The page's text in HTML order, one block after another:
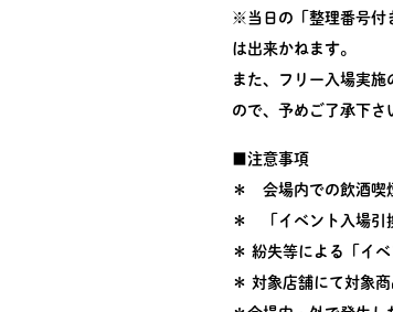
※当日の「整理番号付
は出来かねます。
また、フリー入場実
ので、予めご了承下さ
■注意事項
＊ 会場内での飲酒喫
＊ 「イベント入場引
＊ 紛失等による「イ
＊ 対象店舗にて対象